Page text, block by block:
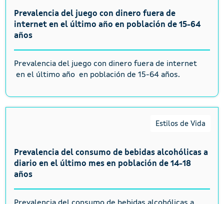
Prevalencia del juego con dinero fuera de
internet en el último año en población de 15-64
años
Prevalencia del juego con dinero fuera de internet
en el último año en población de 15-64 años.
Estilos de Vida
Prevalencia del consumo de bebidas alcohólicas a
diario en el último mes en población de 14-18
años